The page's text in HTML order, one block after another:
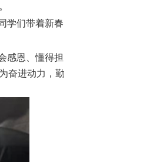
学们带着新春
感恩、懂得担
奋进动力，勤